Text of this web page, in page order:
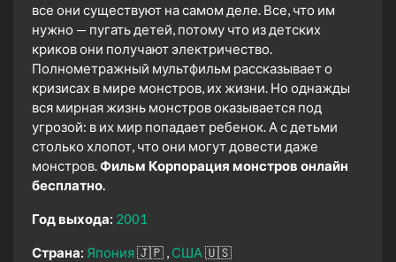
все они существуют на самом деле. Все, что им
нужно — пугать детей, потому что из детских
криков они получают электричество.
Полнометражный мультфильм рассказывает о
кризисах в мире монстров, их жизни. Но однажды
вся мирная жизнь монстров оказывается под
угрозой: в их мир попадает ребенок. А с детьми
столько хлопот, что они могут довести даже
монстров.Фильм Корпорация монстров онлайн
бесплатно.
Год выхода: 2001
Страна: Япония🇯🇵 США🇺🇸